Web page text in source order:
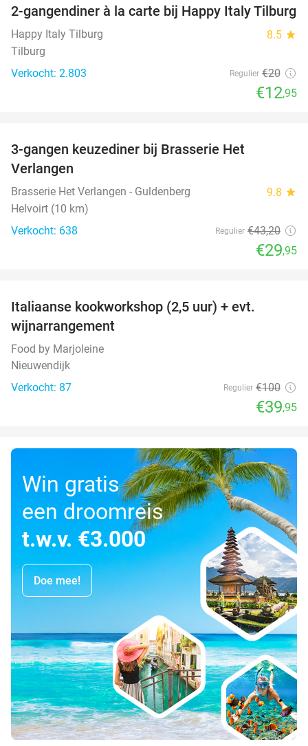
35%
2-gangendiner à la carte bij Happy Italy Tilburg
Happy Italy Tilburg 8.5 star
Tilburg
Verkocht: 2.803
Regulier €20
€12,95
3-gangen keuzediner bij Brasserie Het
Verlangen
Brasserie Het Verlangen - Guldenberg 9.8 star
Helvoirt (10 km)
Verkocht: 638
Regulier €43,20
€29,95
Italiaanse kookworkshop (2,5 uur) + evt.
wijnarrangement
Food by Marjoleine
Nieuwendijk
Verkocht: 87
Regulier €100
€39,95
Win gratis
een droomreis
t.w.v. €3.000
Doe mee!